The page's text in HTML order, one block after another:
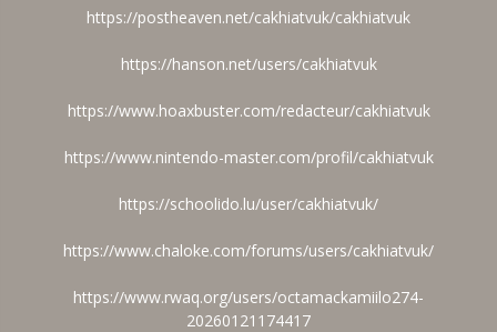
https://postheaven.net/cakhiatvuk/cakhiatvuk
https://hanson.net/users/cakhiatvuk
https://www.hoaxbuster.com/redacteur/cakhiatvuk
https://www.nintendo-master.com/profil/cakhiatvuk
https://schoolido.lu/user/cakhiatvuk/
https://www.chaloke.com/forums/users/cakhiatvuk/
https://www.rwaq.org/users/octamackamiilo274-
20260121174417